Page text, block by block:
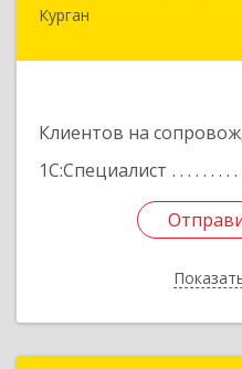
Курган
Клиентов на
1С:Специалист
640002, Курганская